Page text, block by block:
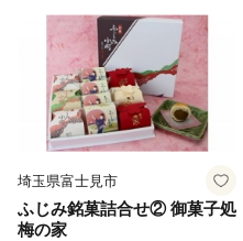
埼玉県富士見市
ふじみ銘菓詰合せ② 御菓子処
梅の家